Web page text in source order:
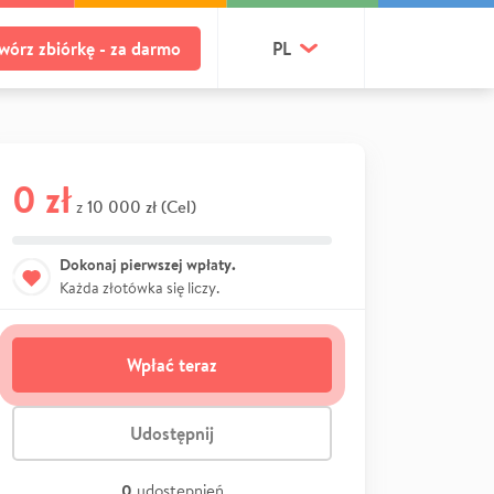
zbiórkę - za darmo PL
0 zł z 10 000 zł (Cel)
Dokonaj pierwszej wpłaty.
Każda złotówka się liczy.
Wpłać teraz
Udostępnij